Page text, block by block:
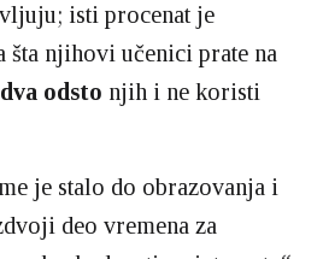
isti procenat je
šta njihovi učenici prate na
odsto njih i ne koristi
je stalo do obrazovanja i
deo vremena za